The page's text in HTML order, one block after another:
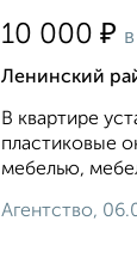
10 000 ₽
Ленинский
В квартире
пластиковые
мебелью,
Агентство,